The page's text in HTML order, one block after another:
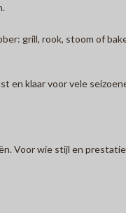
grill, rook, stoom of
en klaar voor vele
Voor wie stijl en